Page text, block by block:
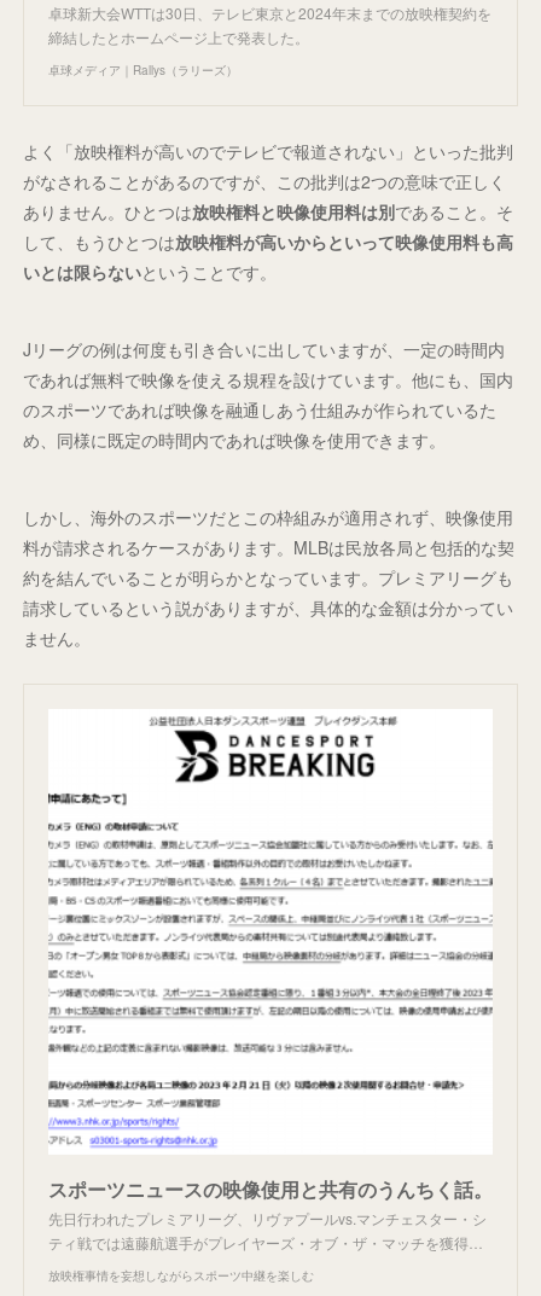
卓球新大会WTTは30日、テレビ東京と2024年末までの放映権契約を
締結したとホームページ上で発表した。
卓球メディア｜Rallys（ラリーズ）
よく「放映権料が高いのでテレビで報道されない」といった批判
がなされることがあるのですが、この批判は2つの意味で正しく
ありません。ひとつは放映権料と映像使用料は別であること。そ
して、もうひとつは放映権料が高いからといって映像使用料も高
いとは限らないということです。
Jリーグの例は何度も引き合いに出していますが、一定の時間内
であれば無料で映像を使える規程を設けています。他にも、国内
のスポーツであれば映像を融通しあう仕組みが作られているた
め、同様に既定の時間内であれば映像を使用できます。
しかし、海外のスポーツだとこの枠組みが適用されず、映像使用
料が請求されるケースがあります。MLBは民放各局と包括的な契
約を結んでいることが明らかとなっています。プレミアリーグも
請求しているという説がありますが、具体的な金額は分かってい
ません。
スポーツニュースの映像使用と共有のうんちく話。
先日行われたプレミアリーグ、リヴァプールvs.マンチェスター・シ
ティ戦では遠藤航選手がプレイヤーズ・オブ・ザ・マッチを獲得…
放映権事情を妄想しながらスポーツ中継を楽しむ